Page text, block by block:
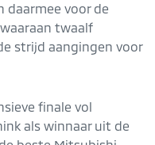
daarmee voor de
waaraan twaalf
strijd aangingen voor
finale vol
als winnaar uit de